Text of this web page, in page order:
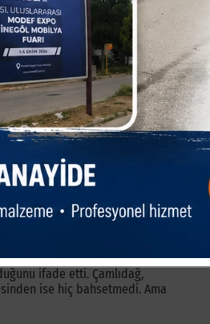
anlattım. Hatta telefon
Mühendis kökenli yönetici Özgür
Aktaş´ı kamuoyunu
etti. Tabi Başkan Aktaş, bir yandan
gördüğü bazı STK temsilcilerine,
bulunduğuna dair bilgiler tarafımıza
açıklama ile ihale sonrası
anlatmaya, Başkan Aktaş´ı haklı
bu savunmasını açıkçası
görüşmesinde ihale sonrası
zemin etüt projelerini hazırlayan
sessiz kalan Ayhan Çamlıdağ,
Açıklamasında ihale sonrası
ifade etti. Çamlıdağ,
ise hiç bahsetmedi. Ama